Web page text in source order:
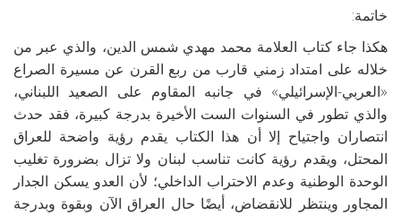
خاتمة:
هكذا جاء كتاب العلامة محمد مهدي شمس الدين، والذي عبر من
خلاله على امتداد زمني قارب من ربع القرن عن مسيرة الصراع
«العربي-الإسرائيلي» في جانبه المقاوم على الصعيد اللبناني،
والذي تطور في السنوات الست الأخيرة بدرجة كبيرة، فقد حدث
انتصاران واجتياح إلا أن هذا الكتاب يقدم رؤية واضحة للعراق
المحتل، ويقدم رؤية كانت تناسب لبنان ولا تزال بضرورة تغليب
الوحدة الوطنية وعدم الاحتراب الداخلي؛ لأن العدو يسكن الجدار
المجاور وينتظر للانقضاض، أيضًا حال العراق الآن وبقوة وبدرجة